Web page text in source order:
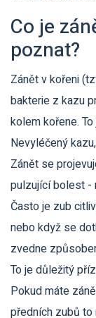
Co je
poznat?
Zánět v kořeni
bakterie z kazu
kolem kořene.
Nevyléčený
Zánět se
pulzující bolest -
Často je zub
nebo když se
zvedne
To je důležitý
Pokud máte
předních zubů